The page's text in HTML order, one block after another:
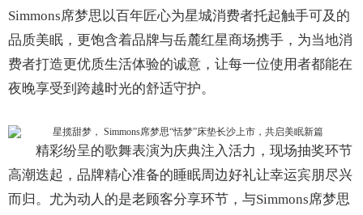
Simmons席梦思以百年匠心为星城消费者托起触手可及的
品质美眠，更饱含着品牌与岳麓红星商场携手，为当地消
费者打造更优质生活体验的诚意，让每一位使用者都能在
夜晚享受到跨越时光的舒适守护。
精彩纷呈的歌舞表演为庆典注入活力，现场抽奖环节
高潮迭起，品牌精心准备的睡眠周边好礼让幸运宾朋尽兴
而归。尤为动人的是老顾客分享环节，与Simmons席梦思